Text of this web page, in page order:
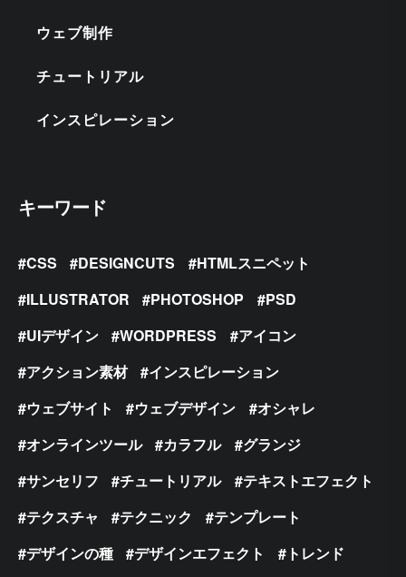
ウェブ制作
チュートリアル
インスピレーション
キーワード
CSS DESIGNCUTS
HTMLスニペット
ILLUSTRATOR
PHOTOSHOP
PSD
UIデザイン
WORDPRESS
アイコン
アクション素材
インスピレーション
ウェブサイト
ウェブデザイン
オシャレ
オンラインツール
カラフル
グランジ
サンセリフ
チュートリアル
テキストエフェクト
テクスチャ
テクニック
テンプレート
デザインの種
デザインエフェクト
トレンド